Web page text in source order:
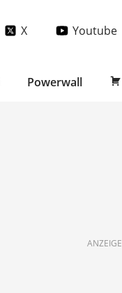
X Youtube
Powerwall
ANZEIGE